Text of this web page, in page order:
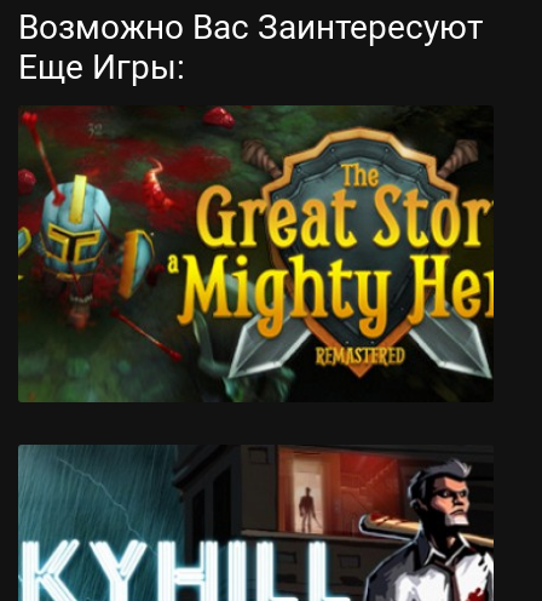
Fimbul
Возможно Вас Заинтересуют
Еще Игры:
The Great Story of a Mighty Hero -